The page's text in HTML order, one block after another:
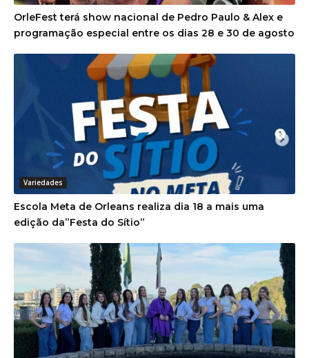
OrleFest terá show nacional de Pedro Paulo & Alex e
programação especial entre os dias 28 e 30 de agosto
Variedades
Escola Meta de Orleans realiza dia 18 a mais uma
edição da”Festa do Sítio”